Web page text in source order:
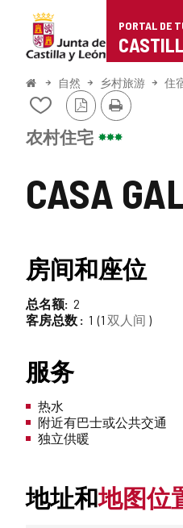
Portal
de
Turismo
Castilla
León
PORTAL DE
开
始
自然 乡村旅游 住
CASA
从
的
笔
本
中
除
PDF
版
本
打
印
农村住宅
房间和座位
总名额 2
客房总数
1 1 双人间
服务
热水
附近有巴士或公共交通
独立供暖
地址和地图位